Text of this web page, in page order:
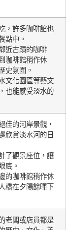
，許多咖啡館也
點中。
近古蹟的咖啡
咖啡館稍作休
史氛圍。
文化園區等藝文
也能感受淡水的
佳的河岸景觀，
欣賞淡水河的日
了觀景座位，讓
底。
的咖啡館稍作休
橋在夕陽餘暉下
老闆或店員都是